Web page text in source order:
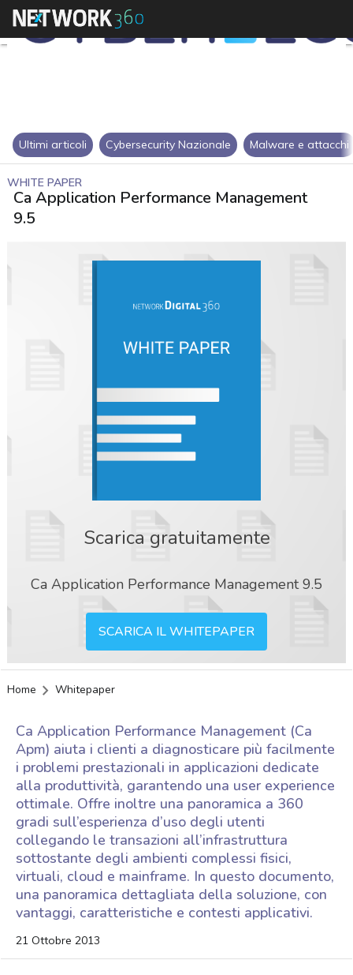
Ultimi articoli Cybersecurity Nazionale Malware e attacchi
WHITE PAPER
Ca Application Performance Management
9.5
Scarica gratuitamente
Ca Application Performance Management 9.5
SCARICA IL WHITEPAPER
Home Whitepaper
Ca Application Performance Management (Ca
Apm) aiuta i clienti a diagnosticare più facilmente
i problemi prestazionali in applicazioni dedicate
alla produttività, garantendo una user experience
ottimale. Offre inoltre una panoramica a 360
gradi sull’esperienza d’uso degli utenti
collegando le transazioni all’infrastruttura
sottostante degli ambienti complessi fisici,
virtuali, cloud e mainframe. In questo documento,
una panoramica dettagliata della soluzione, con
vantaggi, caratteristiche e contesti applicativi.
21 Ottobre 2013